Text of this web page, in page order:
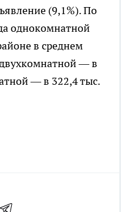
(9,1%). По
однокомнатной
в среднем
двухкомнатной — в
— в 322,4 тыс.